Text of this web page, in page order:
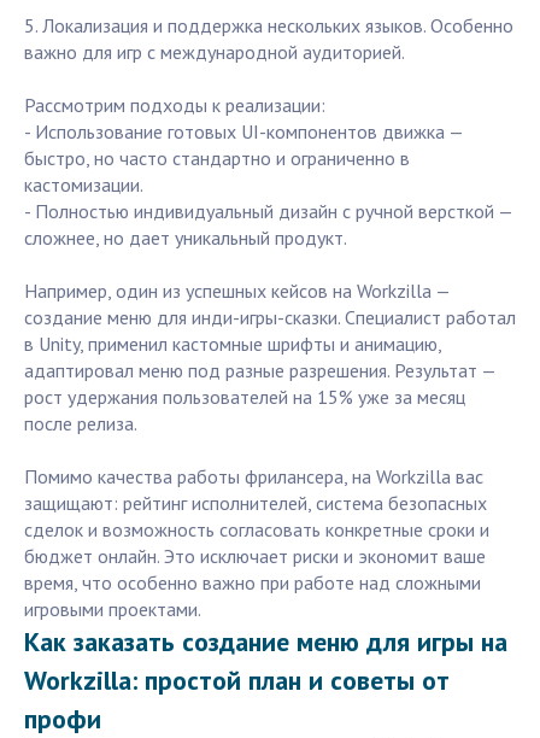
5. Локализация и поддержка нескольких языков. Особенно
важно для игр с международной аудиторией.
Рассмотрим подходы к реализации:
- Использование готовых UI-компонентов движка —
быстро, но часто стандартно и ограниченно в
кастомизации.
- Полностью индивидуальный дизайн с ручной версткой —
сложнее, но дает уникальный продукт.
Например, один из успешных кейсов на Workzilla —
создание меню для инди-игры-сказки. Специалист работал
в Unity, применил кастомные шрифты и анимацию,
адаптировал меню под разные разрешения. Результат —
рост удержания пользователей на 15% уже за месяц
после релиза.
Помимо качества работы фрилансера, на Workzilla вас
защищают: рейтинг исполнителей, система безопасных
сделок и возможность согласовать конкретные сроки и
бюджет онлайн. Это исключает риски и экономит ваше
время, что особенно важно при работе над сложными
игровыми проектами.
Как заказать создание меню для игры на
Workzilla: простой план и советы от
профи